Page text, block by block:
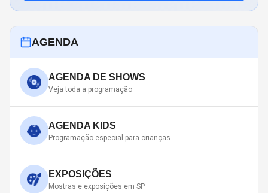
AGENDA
AGENDA DE SHOWS
Veja toda a programação
AGENDA KIDS
Programação especial para crianças
EXPOSIÇÕES
Mostras e exposições em SP